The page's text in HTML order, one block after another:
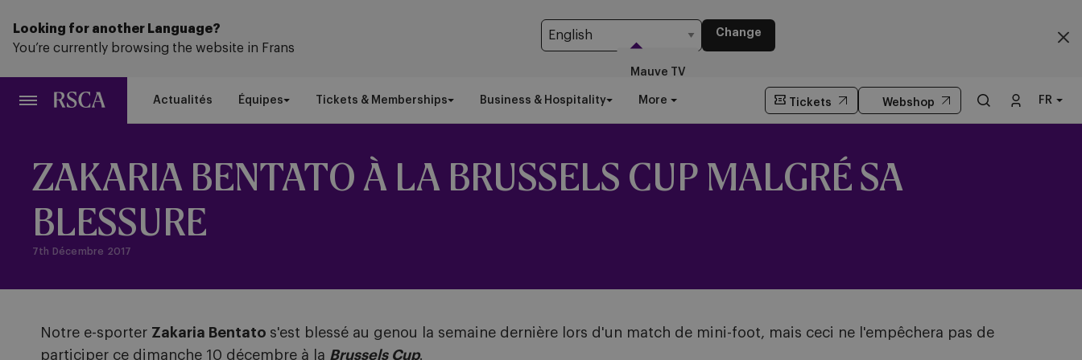
contenu
Looking for another Language?
You’re currently browsing the website in Frans
Change
Actualités Équipes Tickets & Memberships Business & Hospitality More
Mauve TV
Tickets Webshop FR
ZAKARIA BENTATO À LA BRUSSELS CUP MALGRÉ SA
BLESSURE
7th Décembre 2017
Notre e-sporter Zakaria Bentato s'est blessé au genou la semaine dernière lors d'un match de mini-foot, mais ceci ne l'empêchera pas de
participer ce dimanche 10 décembre à la Brussels Cup.